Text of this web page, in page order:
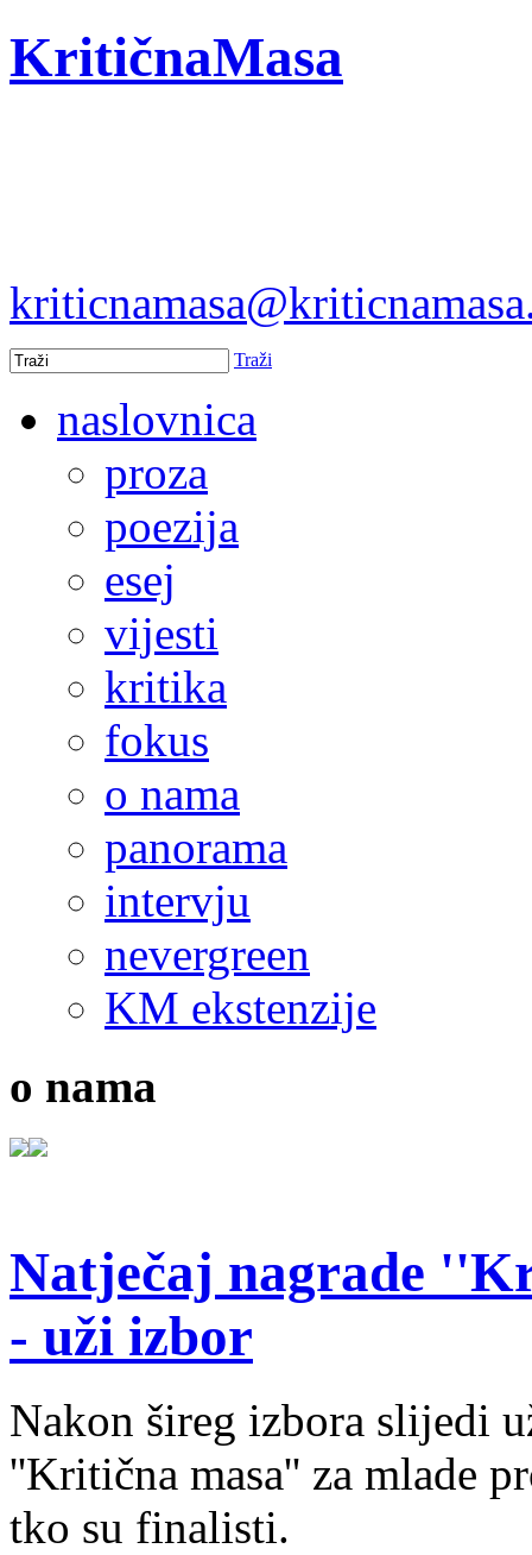
KritičnaMasa
Traži
naslovnica
proza
poezija
esej
vijesti
kritika
fokus
o nama
panorama
intervju
nevergreen
KM ekstenzije
o nama
Natječaj nagrade
- uži izbor
Nakon šireg izbora slijedi
''Kritična masa'' za mlade
tko su finalisti.